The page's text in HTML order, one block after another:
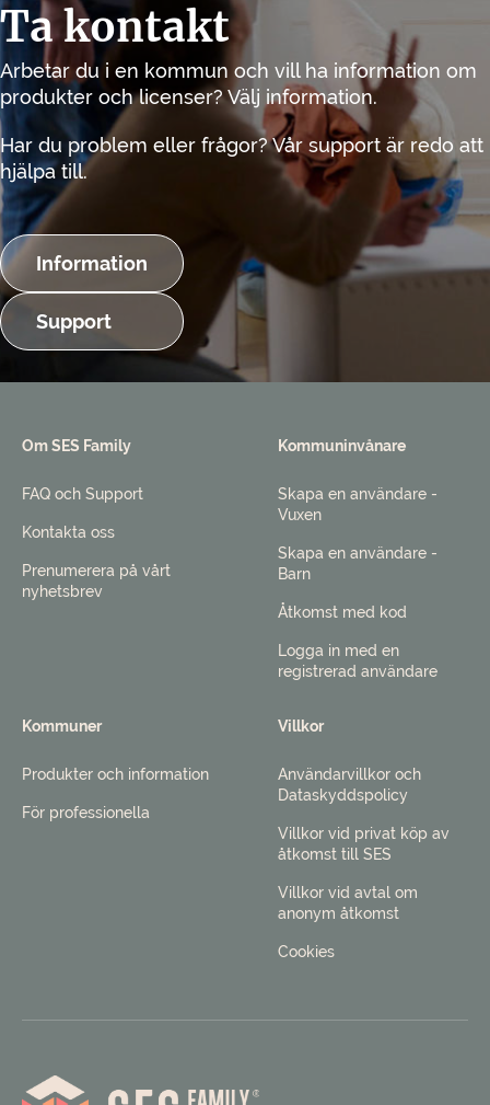
Ta kontakt
Arbetar du i en kommun och vill ha information om
produkter och licenser? Välj information.
Har du problem eller frågor? Vår support är redo att
hjälpa till.
Information
Support
Om SES Family
FAQ och Support
Kontakta oss
Prenumerera på vårt
nyhetsbrev
Kommuninvånare
Skapa en användare -
Vuxen
Skapa en användare -
Barn
Åtkomst med kod
Logga in med en
registrerad användare
Kommuner
Produkter och information
För professionella
Villkor
Användarvillkor och
Dataskyddspolicy
Villkor vid privat köp av
åtkomst till SES
Villkor vid avtal om
anonym åtkomst
Cookies